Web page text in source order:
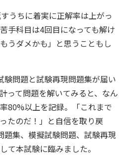
うちに着実に正解率は上がっ
手科目は4回目になっても解け
うダメかも」と思うこともし
問題と試験再現問題集が届い
って問題を解いてみると、なん
80%以上を記録。「これまで
たのだ！」と自信を取り戻
題集、模擬試験問題、試験再現
て本試験に臨みました。